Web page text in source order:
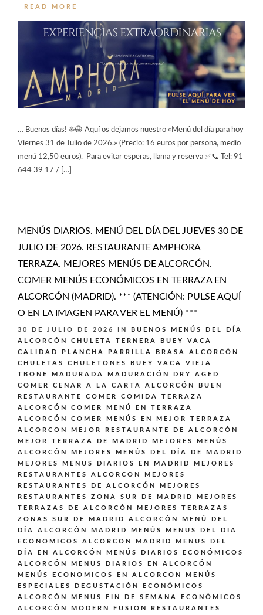
READ MORE
… Buenos días! ☀️😀 Aquí os dejamos nuestro «Menú del día para hoy
Viernes 31 de Julio de 2026.» (Precio: 16 euros por persona, medio
menú 12,50 euros). Para evitar esperas, llama y reserva ✅📞 Tel: 91
644 39 17 / […]
MENÚS DIARIOS. MENÚ DEL DÍA DEL JUEVES 30 DE
JULIO DE 2026. RESTAURANTE AMPHORA
TERRAZA. MEJORES MENÚS DE ALCORCÓN.
COMER MENÚS ECONÓMICOS EN TERRAZA EN
ALCORCÓN (MADRID). *** (ATENCIÓN: PULSE AQUÍ
O EN LA IMAGEN PARA VER EL MENÚ) ***
30 DE JULIO DE 2026 IN
BUENOS MENÚS DEL DÍA
ALCORCÓN
CHULETA TERNERA BUEY VACA
CALIDAD PLANCHA PARRILLA BRASA ALCORCÓN
CHULETAS CHULETONES BUEY VACA VIEJA
TBONE MADURADA MADURACIÓN DRY AGED
COMER CENAR A LA CARTA ALCORCÓN BUEN
RESTAURANTE
COMER COMIDA TERRAZA
ALCORCÓN
COMER MENÚ EN TERRAZA
ALCORCÓN
COMER MENÚS EN MEJOR TERRAZA
ALCORCON
MEJOR RESTAURANTE DE ALCORCÓN
MEJOR TERRAZA DE MADRID
MEJORES MENÚS
ALCORCÓN
MEJORES MENÚS DEL DÍA DE MADRID
MEJORES MENUS DIARIOS EN MADRID
MEJORES
RESTAURANTES ALCORCON
MEJORES
RESTAURANTES DE ALCORCÓN
MEJORES
RESTAURANTES ZONA SUR DE MADRID
MEJORES
TERRAZAS DE ALCORCÓN
MEJORES TERRAZAS
ZONAS SUR DE MADRID ALCORCÓN
MENÚ DEL
DÍA ALCORCÓN MADRID
MENÚS
MENUS DEL DIA
ECONOMICOS ALCORCON MADRID
MENUS DEL
DÍA EN ALCORCÓN
MENÚS DIARIOS ECONÓMICOS
ALCORCÓN
MENUS DIARIOS EN ALCORCÓN
MENÚS ECONOMICOS EN ALCORCON
MENÚS
ESPECIALES DEGUSTACIÓN ECONÓMICOS
ALCORCÓN
MENUS FIN DE SEMANA ECONÓMICOS
ALCORCÓN
MODERN FUSION
RESTAURANTES